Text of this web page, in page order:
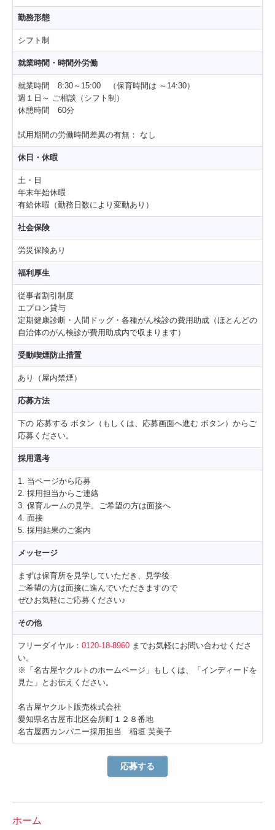
勤務形態
シフト制
就業時間・時間外労働
就業時間 8:30～15:00 （保育時間は ～14:30）
週１日～ ご相談（シフト制）
休憩時間 60分
試用期間の労働時間差異の有無： なし
休日・休暇
土・日
年末年始休暇
有給休暇（勤務日数により変動あり）
社会保険
労災保険あり
福利厚生
従事者割引制度
エプロン貸与
定期健康診断・人間ドッグ・各種がん検診の費用助成（ほとんどの
自治体のがん検診が費用助成内で収まります）
受動喫煙防止措置
あり（屋内禁煙）
応募方法
下の 応募する ボタン（もしくは、応募画面へ進む ボタン）からご
応募ください。
採用選考
1. 当ページから応募
2. 採用担当からご連絡
3. 保育ルームの見学。ご希望の方は面接へ
4. 面接
5. 採用結果のご案内
メッセージ
まずは保育所を見学していただき、見学後
ご希望の方は面接に進んでいただきますので
ぜひお気軽にご応募ください♪
その他
フリーダイヤル： 0120-18-8960 までお気軽にお問い合わせくださ
い。
※「名古屋ヤクルトのホームページ」もしくは、「インディードを
見た」とお伝えください。
名古屋ヤクルト販売株式会社
愛知県名古屋市北区会所町１２８番地
名古屋西カンパニー採用担当 稲垣 芙美子
応募する
ホーム